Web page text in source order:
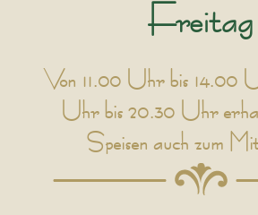
Freitag
Von 11.00 Uhr bis 14.00
Uhr bis 20.30 Uhr
Speisen auch zum